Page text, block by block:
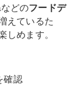
どのフードデ
えているた
しめます。
確認